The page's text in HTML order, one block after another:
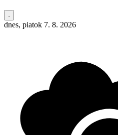
dnes, piatok 7. 8. 2026